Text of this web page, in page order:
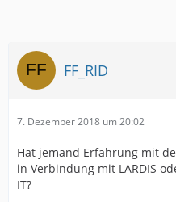
FF_RID
7. Dezember 2018 um 20:02
Hat jemand Erfahrung mit
in Verbindung mit LARDIS
IT?